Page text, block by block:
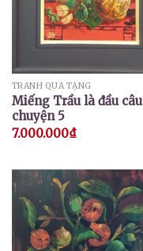
TRANH QUÀ TẶNG
Miếng Trầu là đầu câu
chuyện 5
7.000.000₫